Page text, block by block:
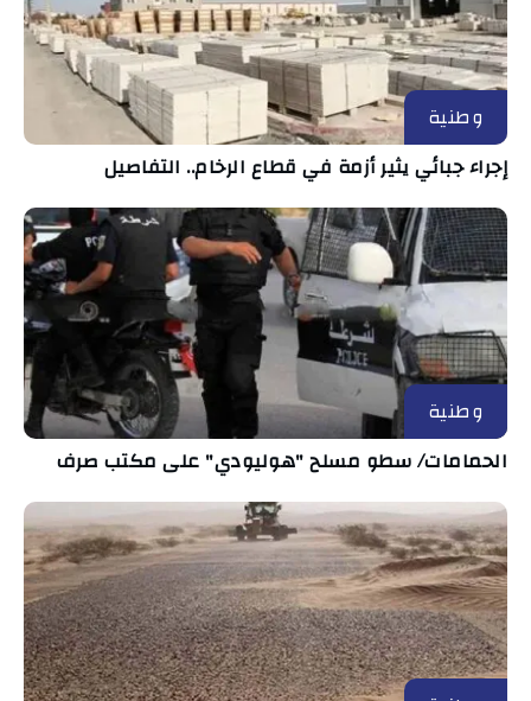
وطنية
إجراء جبائي يثير أزمة في قطاع الرخام.. التفاصيل
وطنية
الحمامات/ سطو مسلح "هوليودي" على مكتب صرف